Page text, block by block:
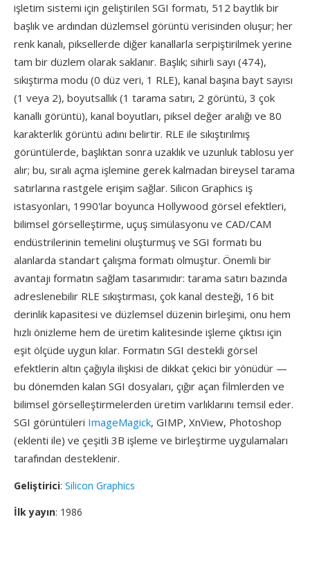
işletim sistemi için geliştirilen SGI formatı, 512 baytlık bir
başlık ve ardından düzlemsel görüntü verisinden oluşur; her
renk kanalı, piksellerde diğer kanallarla serpiştirilmek yerine
tam bir düzlem olarak saklanır. Başlık; sihirli sayı (474),
sıkıştırma modu (0 düz veri, 1 RLE), kanal başına bayt sayısı
(1 veya 2), boyutsallık (1 tarama satırı, 2 görüntü, 3 çok
kanallı görüntü), kanal boyutları, piksel değer aralığı ve 80
karakterlik görüntü adını belirtir. RLE ile sıkıştırılmış
görüntülerde, başlıktan sonra uzaklık ve uzunluk tablosu yer
alır; bu, sıralı açma işlemine gerek kalmadan bireysel tarama
satırlarına rastgele erişim sağlar. Silicon Graphics iş
istasyonları, 1990'lar boyunca Hollywood görsel efektleri,
bilimsel görselleştirme, uçuş simülasyonu ve CAD/CAM
endüstrilerinin temelini oluşturmuş ve SGI formatı bu
alanlarda standart çalışma formatı olmuştur. Önemli bir
avantajı formatın sağlam tasarımıdır: tarama satırı bazında
adreslenebilir RLE sıkıştırması, çok kanal desteği, 16 bit
derinlik kapasitesi ve düzlemsel düzenin birleşimi, onu hem
hızlı önizleme hem de üretim kalitesinde işleme çıktısı için
eşit ölçüde uygun kılar. Formatın SGI destekli görsel
efektlerin altın çağıyla ilişkisi de dikkat çekici bir yönüdür —
bu dönemden kalan SGI dosyaları, çığır açan filmlerden ve
bilimsel görselleştirmelerden üretim varlıklarını temsil eder.
SGI görüntüleri ImageMagick, GIMP, XnView, Photoshop
(eklenti ile) ve çeşitli 3B işleme ve birleştirme uygulamaları
tarafından desteklenir.
Geliştirici: Silicon Graphics
İlk yayın: 1986